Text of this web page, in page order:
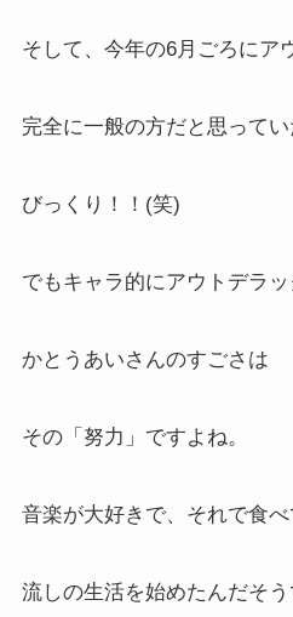
そして、今年の6月ごろにア
完全に一般の方だと思って
びっくり！！(笑)
でもキャラ的にアウトデラ
かとうあいさんのすごさは
その「努力」ですよね。
音楽が大好きで、それで食
流しの生活を始めたんだそう